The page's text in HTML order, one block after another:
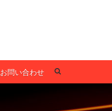
お問い合わせ